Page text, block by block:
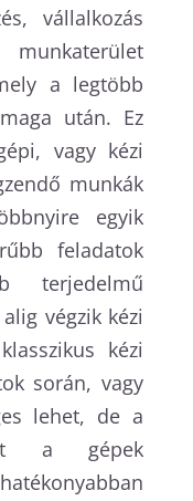
vállalkozás
a legtöbb
után. Ez
vagy kézi
munkák
egyik
feladatok
terjedelmű
végzik kézi
kézi
során, vagy
lehet, de a
a gépek